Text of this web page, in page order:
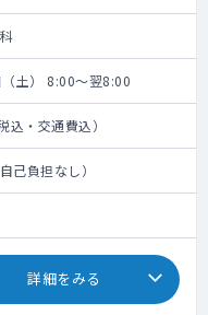
土） 8:00～翌8:00
・交通費込）
己負担なし）
詳細をみる